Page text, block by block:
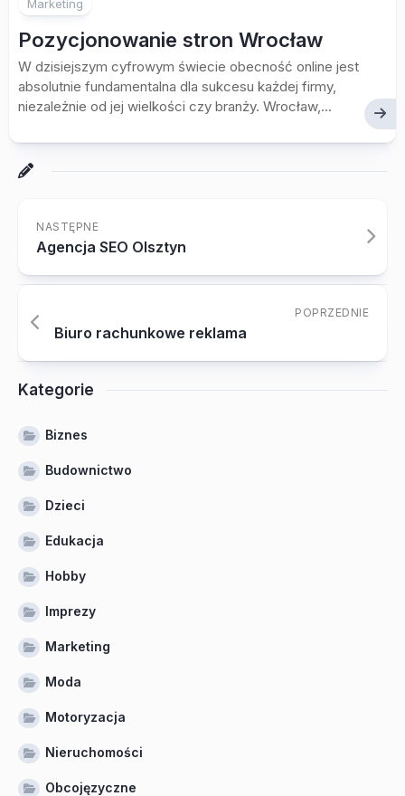
Marketing
Pozycjonowanie stron Wrocław
W dzisiejszym cyfrowym świecie obecność online jest
absolutnie fundamentalna dla sukcesu każdej firmy,
niezależnie od jej wielkości czy branży. Wrocław,...
NASTĘPNE
Agencja SEO Olsztyn
POPRZEDNIE
Biuro rachunkowe reklama
Kategorie
Biznes
Budownictwo
Dzieci
Edukacja
Hobby
Imprezy
Marketing
Moda
Motoryzacja
Nieruchomości
Obcojęzyczne